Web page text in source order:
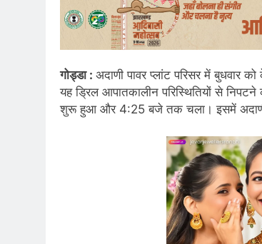
गोड्डा : अदाणी पावर प्लांट परिसर में बुधवार
यह ड्रिल आपातकालीन परिस्थितियों से
शुरू हुआ और 4:25 बजे तक चला। इसमें अदाणी